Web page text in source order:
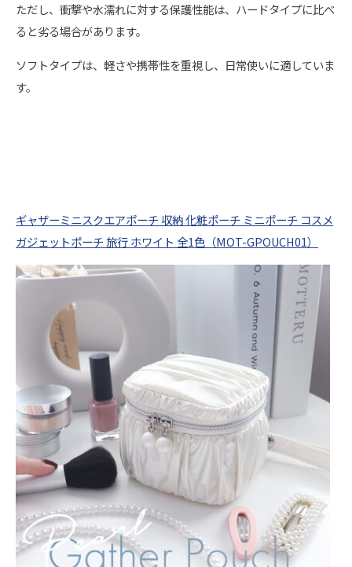
ただし、衝撃や水濡れに対する保護性能は、ハードタイプに比べ
ると劣る場合があります。
ソフトタイプは、軽さや携帯性を重視し、日常使いに適していま
す。
ギャザーミニスクエアポーチ 収納 化粧ポーチ ミニポーチ コスメ
ガジェットポーチ 旅行 ホワイト 全1色（MOT-GPOUCH01）